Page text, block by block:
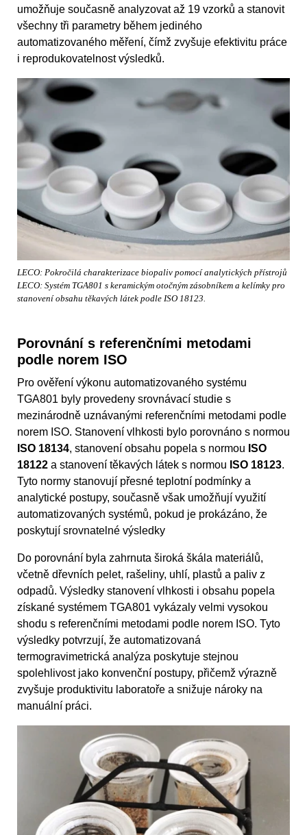
umožňuje současně analyzovat až 19 vzorků a stanovit
všechny tři parametry během jediného
automatizovaného měření, čímž zvyšuje efektivitu práce
i reprodukovatelnost výsledků.
LECO: Pokročilá charakterizace biopaliv pomocí analytických přístrojů
LECO: Systém TGA801 s keramickým otočným zásobníkem a kelímky pro
stanovení obsahu těkavých látek podle ISO 18123.
Porovnání s referenčními metodami
podle norem ISO
Pro ověření výkonu automatizovaného systému
TGA801 byly provedeny srovnávací studie s
mezinárodně uznávanými referenčními metodami podle
norem ISO. Stanovení vlhkosti bylo porovnáno s normou
ISO 18134, stanovení obsahu popela s normou ISO
18122 a stanovení těkavých látek s normou ISO 18123.
Tyto normy stanovují přesné teplotní podmínky a
analytické postupy, současně však umožňují využití
automatizovaných systémů, pokud je prokázáno, že
poskytují srovnatelné výsledky
Do porovnání byla zahrnuta široká škála materiálů,
včetně dřevních pelet, rašeliny, uhlí, plastů a paliv z
odpadů. Výsledky stanovení vlhkosti i obsahu popela
získané systémem TGA801 vykázaly velmi vysokou
shodu s referenčními metodami podle norem ISO. Tyto
výsledky potvrzují, že automatizovaná
termogravimetrická analýza poskytuje stejnou
spolehlivost jako konvenční postupy, přičemž výrazně
zvyšuje produktivitu laboratoře a snižuje nároky na
manuální práci.